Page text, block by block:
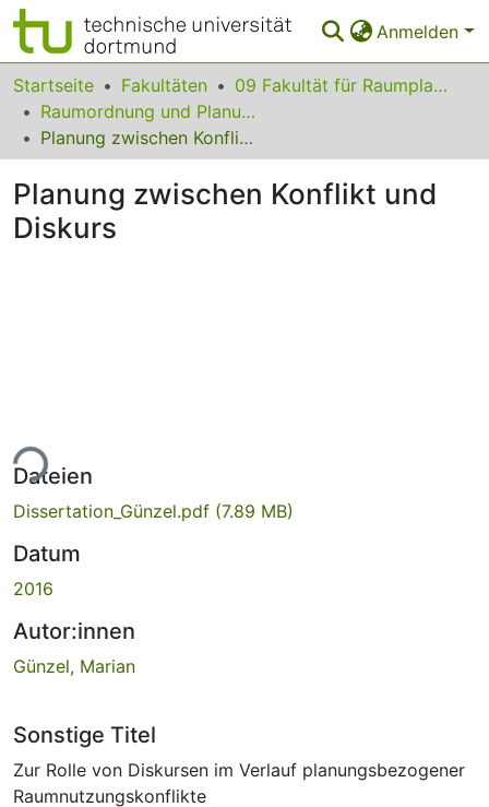
Anmelden
Bereiche & Sammlungen
Das gesamte Repositorium
FAQ
Startseite Fakultäten
09 Fakultät für Raumplanung
Raumordnung und Planungstheorie
Planung zwischen Konflikt und Diskurs
Planung zwischen Konflikt und
Diskurs
Dateien
Dissertation_Günzel.pdf (7.89 MB)
Datum
2016
Autor:innen
Günzel, Marian
Sonstige Titel
Zur Rolle von Diskursen im Verlauf planungsbezogener
Raumnutzungskonflikte